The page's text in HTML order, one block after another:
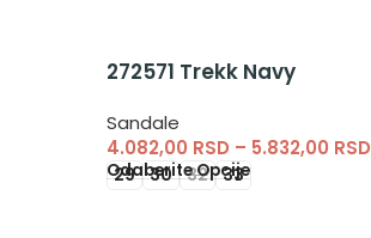
272571 Trekk Navy
Sandale
4.082,00 RSD – 5.832,00 RSD
Odaberite Opcije
29 30 32 33